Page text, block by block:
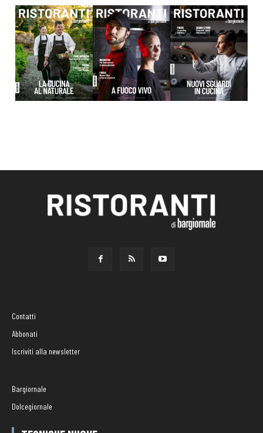
Contatti
Abbonati
Iscriviti alla newsletter
Bargiornale
Dolcegiornale